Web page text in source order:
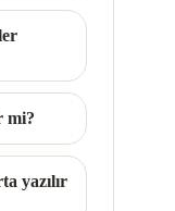
mi?
yazılır